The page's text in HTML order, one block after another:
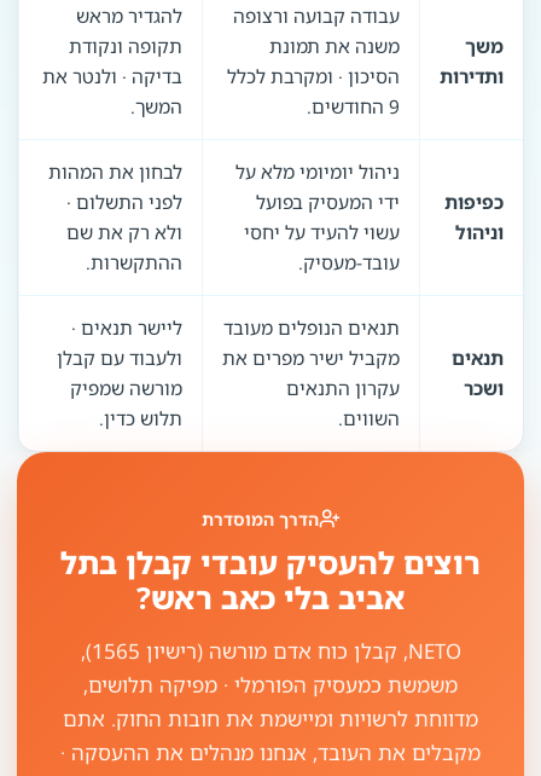
משך
ותדירות
עבודה קבועה ורצופה
משנה את תמונת
הסיכון · ומקרבת לכלל
9 החודשים.
להגדיר מראש
תקופה ונקודת
בדיקה · ולנטר את
המשך.
כפיפות
וניהול
ניהול יומיומי מלא על
ידי המעסיק בפועל
עשוי להעיד על יחסי
עובד-מעסיק.
לבחון את המהות
לפני התשלום ·
ולא רק את שם
ההתקשרות.
תנאים
ושכר
תנאים הנופלים מעובד
מקביל ישיר מפרים את
עקרון התנאים
השווים.
ליישר תנאים ·
ולעבוד עם קבלן
מורשה שמפיק
תלוש כדין.
הדרך המוסדרת
רוצים להעסיק עובדי קבלן בתל
אביב בלי כאב ראש?
NETO, קבלן כוח אדם מורשה (רישיון 1565),
משמשת כמעסיק הפורמלי · מפיקה תלושים,
מדווחת לרשויות ומיישמת את חובות החוק. אתם
מקבלים את העובד, אנחנו מנהלים את ההעסקה ·